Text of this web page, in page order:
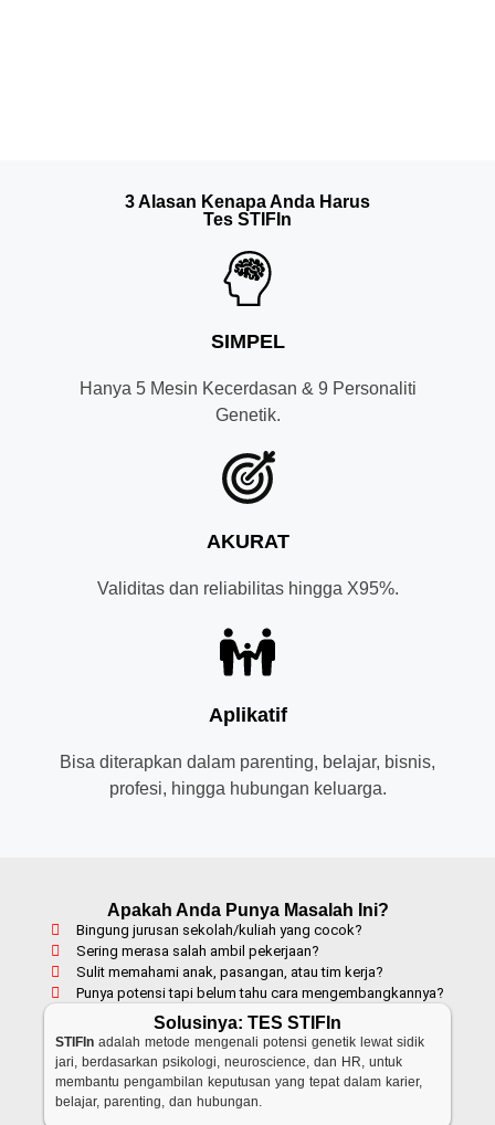
3 Alasan Kenapa Anda Harus
Tes STIFIn
SIMPEL
Hanya 5 Mesin Kecerdasan & 9 Personaliti
Genetik.
AKURAT
Validitas dan reliabilitas hingga X95%.
Aplikatif
Bisa diterapkan dalam parenting, belajar, bisnis,
profesi, hingga hubungan keluarga.
Apakah Anda Punya Masalah Ini?
Bingung jurusan sekolah/kuliah yang cocok?
Sering merasa salah ambil pekerjaan?
Sulit memahami anak, pasangan, atau tim kerja?
Punya potensi tapi belum tahu cara mengembangkannya?
Solusinya: TES STIFIn
STIFIn adalah metode mengenali potensi genetik lewat sidik
jari, berdasarkan psikologi, neuroscience, dan HR, untuk
membantu pengambilan keputusan yang tepat dalam karier,
belajar, parenting, dan hubungan.